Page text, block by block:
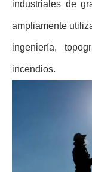
industriales de
ampliamente
ingeniería,
incendios.